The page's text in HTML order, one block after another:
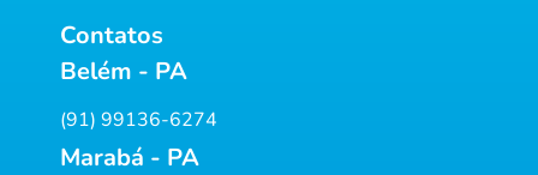
Contatos
Belém - PA
(91) 99136-6274
Marabá - PA